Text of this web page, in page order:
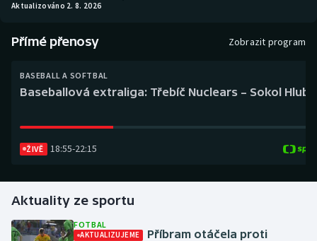
Curling
Dostihy
Futsal
Golf
Gymnastika
Aktualizováno 2. 8. 2026
Přímé přenosy Zobrazit program
BASEBALL A SOFTBAL
Baseballová extraliga: Třebíč Nuclears – Sokol
ŽIVĚ 18:55-22:15
Aktuality ze sportu
FOTBAL
AKTUALIZUJEME
Příbram otáčela proti